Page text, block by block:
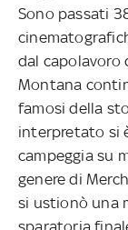
Sono passati
dal capolavoro
Montana
famosi della
interpretato si
campeggia su
genere di
si ustionò una
sparatoria